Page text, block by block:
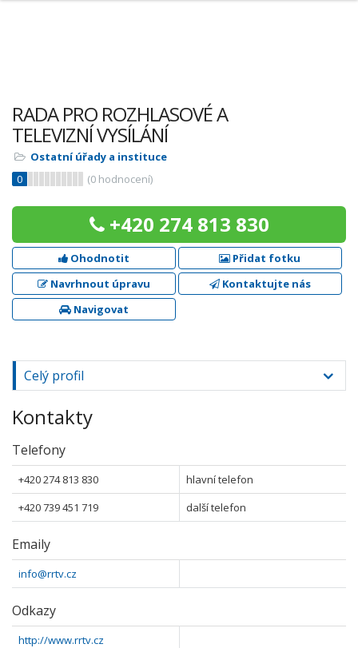
RADA PRO ROZHLASOVÉ A
TELEVIZNÍ VYSÍLÁNÍ
Ostatní úřady a instituce
0
(0 hodnocení)
+420 274 813 830
Ohodnotit
Přidat fotku
Navrhnout úpravu
Kontaktujte nás
Navigovat
Celý profil
Kontakty
Telefony
+420 274 813 830
hlavní telefon
+420 739 451 719
další telefon
Emaily
info@rrtv.cz
Odkazy
http://www.rrtv.cz